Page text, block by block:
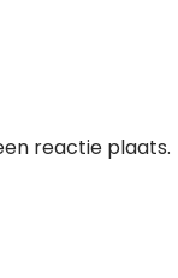
reactie plaats.